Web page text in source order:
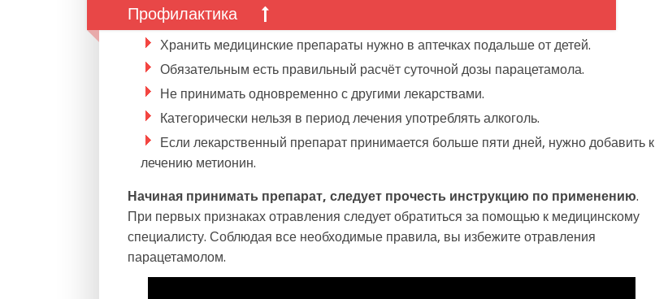
Профилактика
Хранить медицинские препараты нужно в аптечках подальше от детей.
Обязательным есть правильный расчёт суточной дозы парацетамола.
Не принимать одновременно с другими лекарствами.
Категорически нельзя в период лечения употреблять алкоголь.
Если лекарственный препарат принимается больше пяти дней, нужно добавить к
лечению метионин.
Начиная принимать препарат, следует прочесть инструкцию по применению.
При первых признаках отравления следует обратиться за помощью к медицинскому
специалисту. Соблюдая все необходимые правила, вы избежите отравления
парацетамолом.